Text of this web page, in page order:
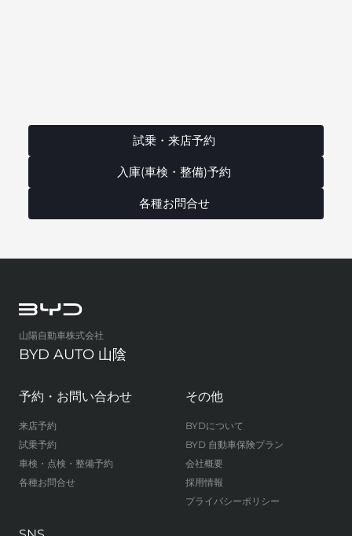
試乗・来店予約
入庫(車検・整備)予約
各種お問合せ
山陽自動車株式会社
BYD AUTO 山陰
予約・お問い合わせ
来店予約
試乗予約
車検・点検・整備予約
各種お問合せ
その他
BYDについて
BYD 自動車保険プラン
会社概要
採用情報
プライバシーポリシー